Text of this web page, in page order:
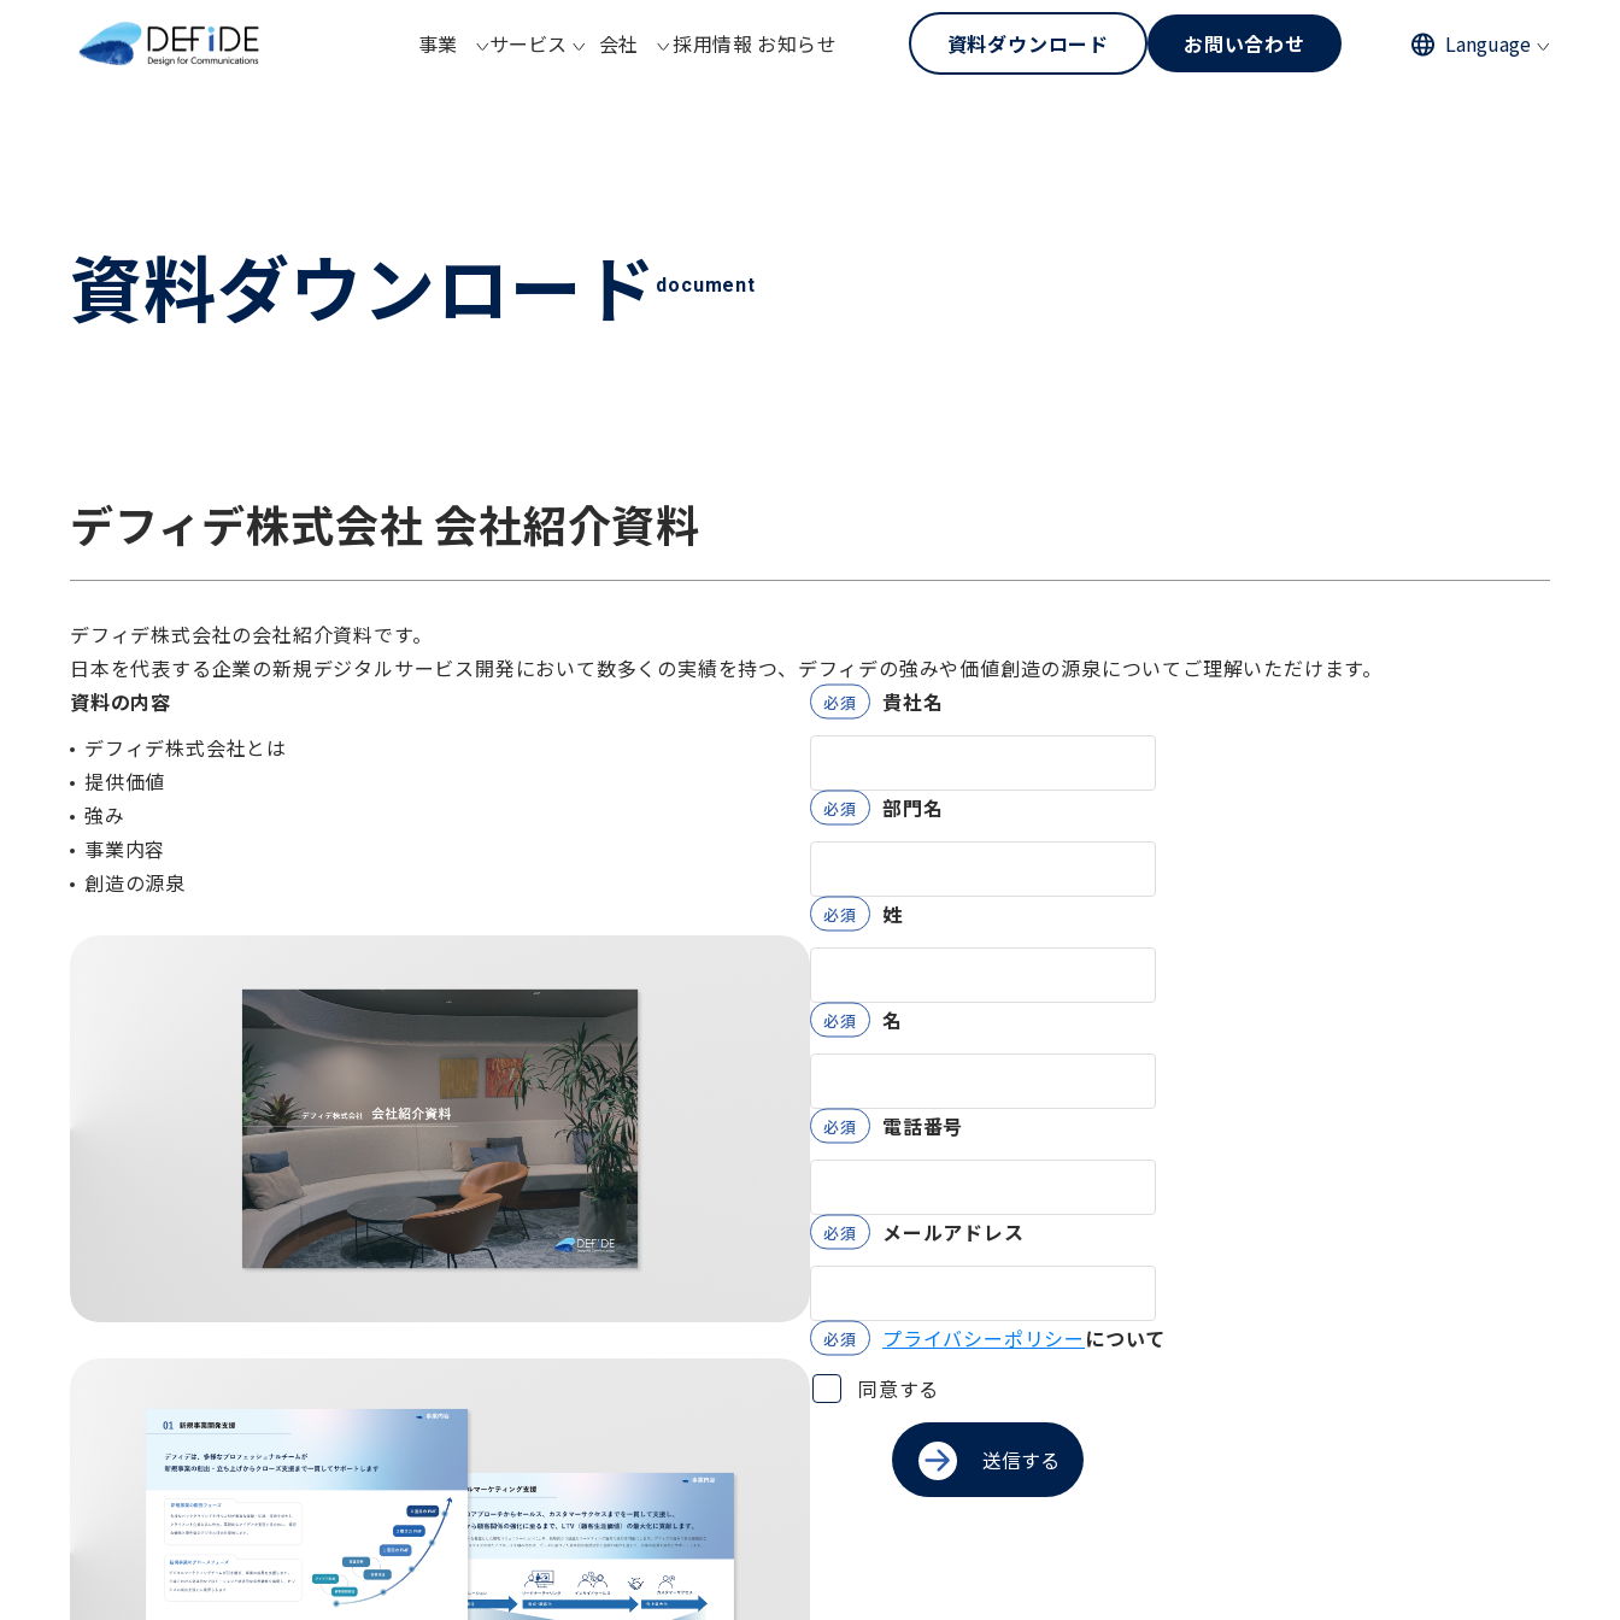
事業 サービス 会社 採用情報 お知らせ 資料ダウンロード お問い合わせ Language
資料ダウンロード document
デフィデ株式会社 会社紹介資料
デフィデ株式会社の会社紹介資料です。
日本を代表する企業の新規デジタルサービス開発において数多くの実績を持つ、デフィデの強みや価値創造の源泉についてご理解いただけます。
資料の内容
デフィデ株式会社とは
提供価値
強み
事業内容
創造の源泉
貴社名
部門名
姓
名
電話番号
メールアドレス
プライバシーポリシー について
同意する